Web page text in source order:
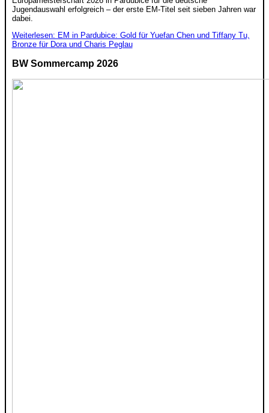
Jugendauswahl erfolgreich – der erste EM-Titel seit sieben Jahren war
dabei.
Weiterlesen: EM in Pardubice: Gold für Yuefan Chen und Tiffany Tu,
Bronze für Dora und Charis Peglau
BW Sommercamp 2026